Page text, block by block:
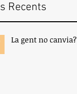
Recents
La gent no canvia?